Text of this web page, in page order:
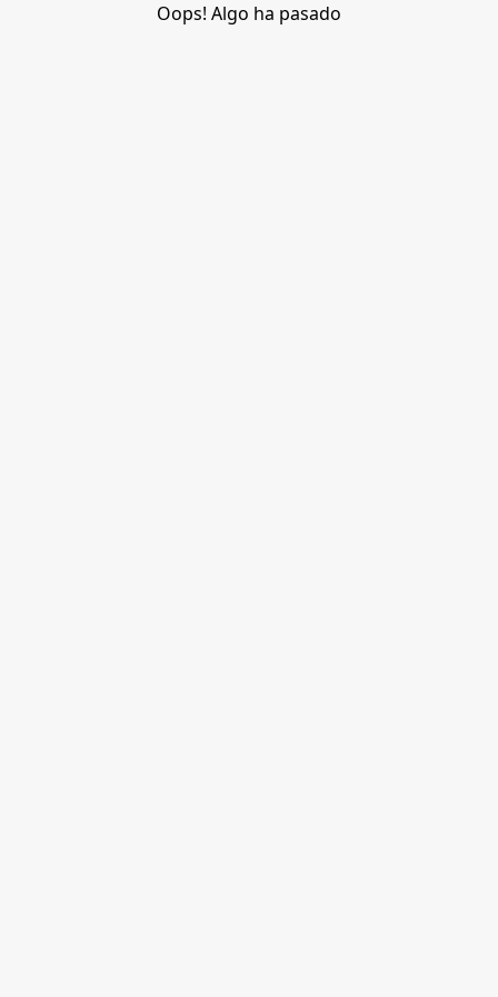
Oops! Algo ha pasado